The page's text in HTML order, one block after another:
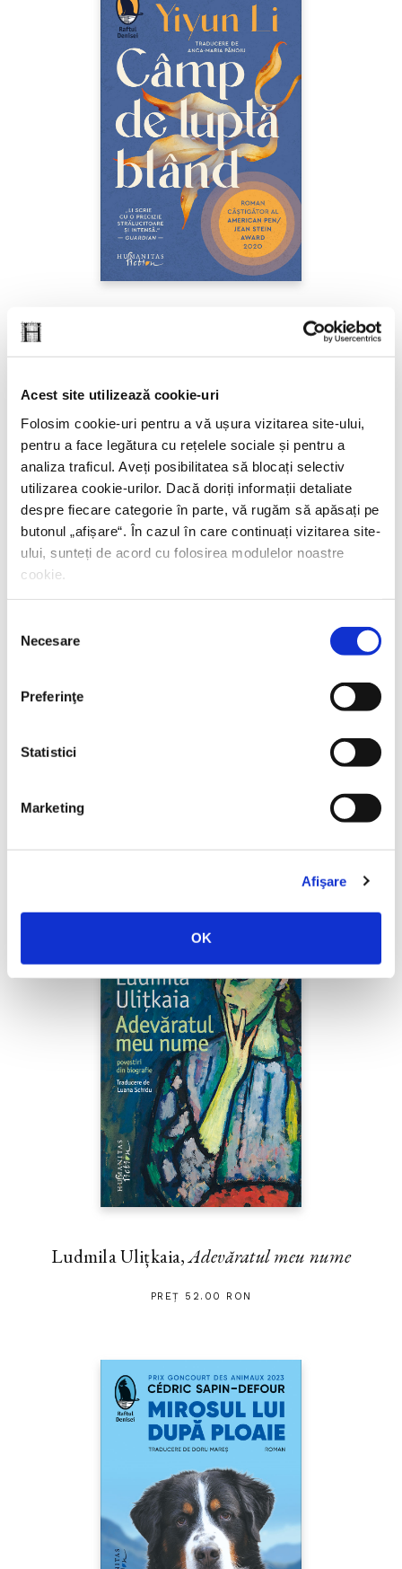
Acest site utilizează cookie-uri
Folosim cookie-uri pentru a vă ușura vizitarea site-ului,
pentru a face legătura cu rețelele sociale și pentru a
analiza traficul. Aveți posibilitatea să blocați selectiv
utilizarea cookie-urilor. Dacă doriți informații detaliate
despre fiecare categorie în parte, vă rugăm să apăsați pe
butonul „ afișare“. În cazul în care continuați vizitarea site-
ului, sunteți de acord cu folosirea modulelor noastre
cookie.
consimțământului
Necesare
Preferinţe
Statistici
Marketing
Afişare
OK
Câmp de luptă blând
Numele meu e Nevinovăție
Ludmila Ulițkaia,Adevăratul meu nume
PREȚ 52.00 RON